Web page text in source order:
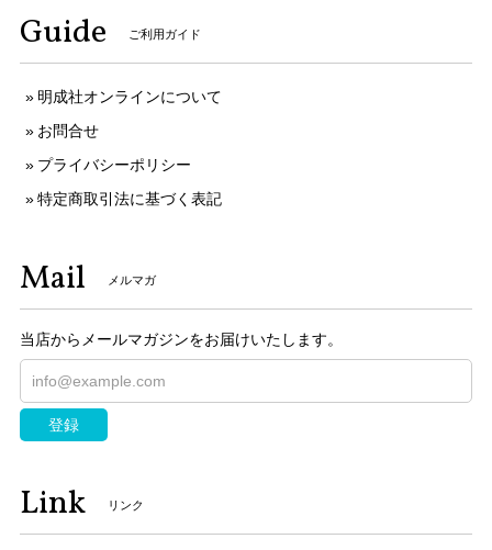
Guide ご利用ガイド
明成社オンラインについて
お問合せ
プライバシーポリシー
特定商取引法に基づく表記
Mail メルマガ
当店からメールマガジンをお届けいたします。
登録
Link リンク